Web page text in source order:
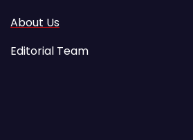
About Us
Editorial Team